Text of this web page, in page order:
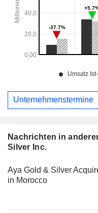
Nachrichten in
Silver Inc.
Aya Gold & Silver
in Morocco
Unternehmenstermine